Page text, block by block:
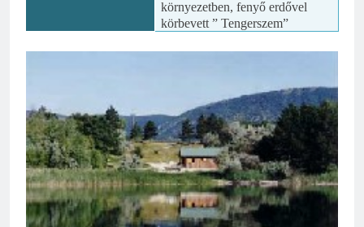
környezetben, fenyő erdővel
körbevett ” Tengerszem”